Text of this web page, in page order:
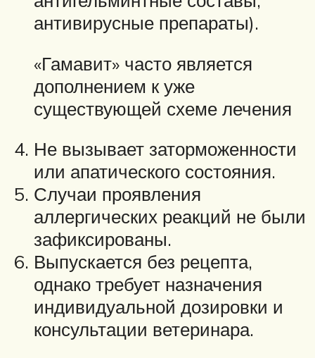
антивирусные препараты).
«Гамавит» часто является
дополнением к уже
существующей схеме лечения
Не вызывает заторможенности
или апатического состояния.
Случаи проявления
аллергических реакций не были
зафиксированы.
Выпускается без рецепта,
однако требует назначения
индивидуальной дозировки и
консультации ветеринара.